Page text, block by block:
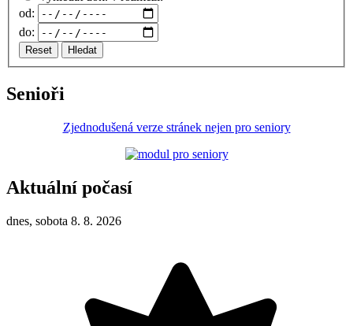
od:
do:
Reset Hledat
Senioři
Zjednodušená verze stránek nejen pro seniory
Aktuální počasí
dnes, sobota 8. 8. 2026